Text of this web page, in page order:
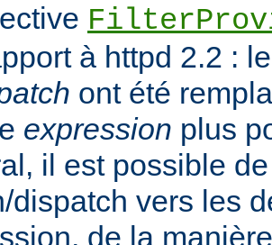
à httpd 2.2 :
ont été
expression plus
il est possible
dispatch vers les
de la